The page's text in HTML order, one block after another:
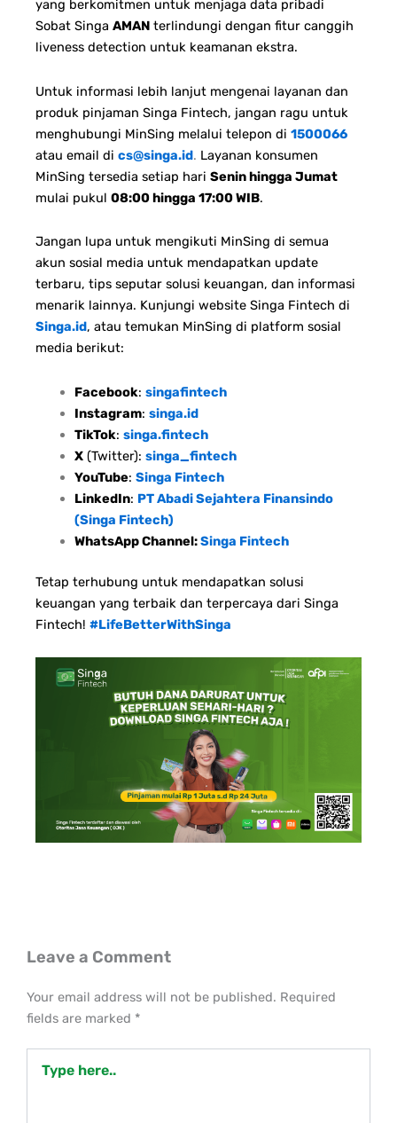
yang berkomitmen untuk menjaga data pribadi
Sobat Singa AMAN terlindungi dengan fitur canggih
liveness detection untuk keamanan ekstra.
Untuk informasi lebih lanjut mengenai layanan dan
produk pinjaman Singa Fintech, jangan ragu untuk
menghubungi MinSing melalui telepon di 1500066
atau email di cs@singa.id. Layanan konsumen
MinSing tersedia setiap hari Senin hingga Jumat
mulai pukul 08:00 hingga 17:00 WIB.
Jangan lupa untuk mengikuti MinSing di semua
akun sosial media untuk mendapatkan update
terbaru, tips seputar solusi keuangan, dan informasi
menarik lainnya. Kunjungi website Singa Fintech di
Singa.id, atau temukan MinSing di platform sosial
media berikut:
Facebook: singafintech
Instagram: singa.id
TikTok: singa.fintech
X(Twitter): singa_fintech
YouTube: Singa Fintech
LinkedIn: PT Abadi Sejahtera Finansindo
(Singa Fintech)
WhatsApp Channel:Singa Fintech
Tetap terhubung untuk mendapatkan solusi
keuangan yang terbaik dan terpercaya dari Singa
Fintech! #LifeBetterWithSinga
Leave a Comment
Your email address will not be published. Required
fields are marked *
here..